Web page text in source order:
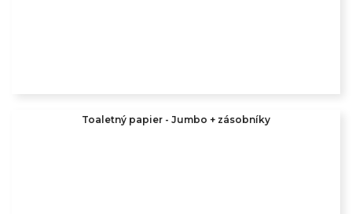
Toaletný papier - Jumbo + zásobníky